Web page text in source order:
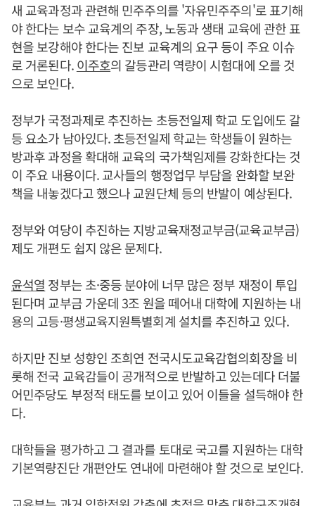
새 교육과정과 관련해 민주주의를 '자유민주주의'로 표기해
야 한다는 보수 교육계의 주장, 노동과 생태 교육에 관한 표
현을 보강해야 한다는 진보 교육계의 요구 등이 주요 이슈
로 거론된다.이주호의 갈등관리 역량이 시험대에 오를 것
으로 보인다.
정부가 국정과제로 추진하는 초등전일제 학교 도입에도 갈
등 요소가 남아있다. 초등전일제 학교는 학생들이 원하는
방과후 과정을 확대해 교육의 국가책임제를 강화한다는 것
이 주요 내용이다. 교사들의 행정업무 부담을 완화할 보완
책을 내놓겠다고 했으나 교원단체 등의 반발이 예상된다.
정부와 여당이 추진하는 지방교육재정교부금(교육교부금)
제도 개편도 쉽지 않은 문제다.
윤석열 정부는 초·중등 분야에 너무 많은 정부 재정이 투입
된다며 교부금 가운데 3조 원을 떼어내 대학에 지원하는 내
용의 고등·평생교육지원특별회계 설치를 추진하고 있다.
하지만 진보 성향인 조희연 전국시도교육감협의회장을 비
롯해 전국 교육감들이 공개적으로 반발하고 있는데다 더불
어민주당도 부정적 태도를 보이고 있어 이들을 설득해야 한
다.
대학들을 평가하고 그 결과를 토대로 국고를 지원하는 대학
기본역량진단 개편안도 연내에 마련해야 할 것으로 보인다.